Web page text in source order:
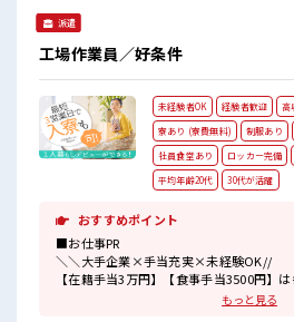
#ryo
囲気 《20代・30代の男性スタ
関係⇒良好♪ 未経験でも安心
リ★ 売店・食堂・休憩室・ロッ
ットクーラーあり♪ #ryo
派遣
工場作業員／好条件
未経験者OK 経験者歓迎 高
寮あり (寮費無料)
制服あり
社員食堂あり
ロッカー完備
平均年齢20代
30代が活躍
おすすめポイント
■お仕事PR
＼＼大手企業×手当充実×未経験OK//
【在籍手当3万円】【食事手当3500円】
もっと見る